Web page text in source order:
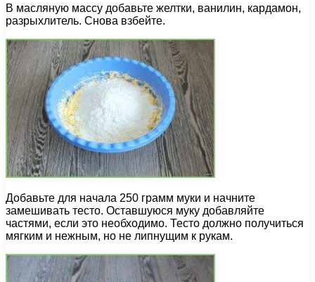
В масляную массу добавьте желтки, ванилин, кардамон,
разрыхлитель. Снова взбейте.
Добавьте для начала 250 грамм муки и начните
замешивать тесто. Оставшуюся муку добавляйте
частями, если это необходимо. Тесто должно получиться
мягким и нежным, но не липнущим к рукам.